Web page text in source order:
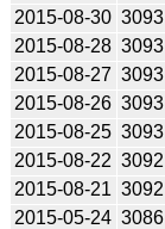
2015-08-30 3093
2015-08-28 3093
2015-08-27 3093
2015-08-26 3093
2015-08-25 3093
2015-08-22 3092
2015-08-21 3092
2015-05-24 3086